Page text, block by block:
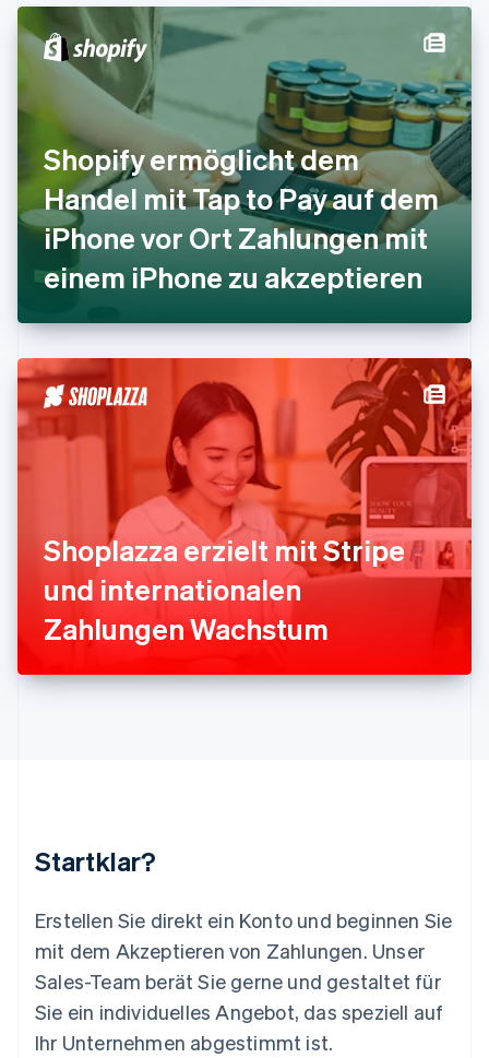
Shopify ermöglicht dem
Handel mit Tap to Pay auf dem
iPhone vor Ort Zahlungen mit
einem iPhone zu akzeptieren
Shoplazza erzielt mit Stripe
und internationalen
Zahlungen Wachstum
Startklar?
Erstellen Sie direkt ein Konto und beginnen Sie
mit dem Akzeptieren von Zahlungen. Unser
Sales-Team berät Sie gerne und gestaltet für
Sie ein individuelles Angebot, das speziell auf
Ihr Unternehmen abgestimmt ist.
Finnland
EnglishSvenska
Frankreich
Français English
Gibraltar
English
Griechenland
English
Indien
English
Irland
English
Japan
日本語English
Kanada
EnglishFrançais
Liechtenstein
Deutsch
Litauen
English
Luxemburg
Français Deutsch English
Malaysia
Malta
Nederlands English
Norwegen
Österreich
Polen
English
Portugal
Português English
Rumänien